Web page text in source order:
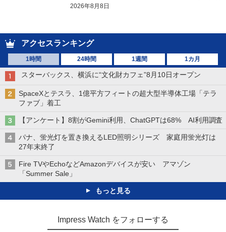
2026年8月8日
アクセスランキング
1時間 24時間 1週間 1カ月
スターバックス、横浜に“文化財カフェ”8月10日オープン
SpaceXとテスラ、1億平方フィートの超大型半導体工場「テラ
ファブ」着工
【アンケート】8割がGemini利用、ChatGPTは68% AI利用調査
パナ、蛍光灯を置き換えるLED照明シリーズ 家庭用蛍光灯は
27年末終了
Fire TVやEchoなどAmazonデバイスが安い アマゾン
「Summer Sale」
もっと見る
Impress Watch をフォローする